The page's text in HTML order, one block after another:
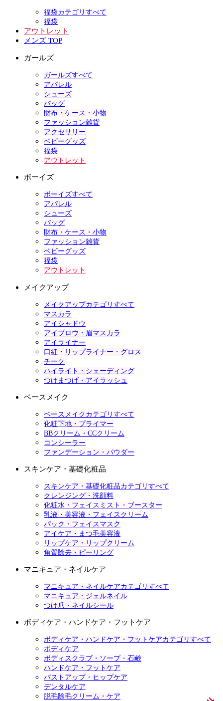
福袋カテゴリすべて
福袋
アウトレット
メンズ TOP
ガールズ
ガールズすべて
アパレル
シューズ
バッグ
財布・ケース・小物
ファッション雑貨
アクセサリー
ベビーグッズ
福袋
アウトレット
ボーイズ
ボーイズすべて
アパレル
シューズ
バッグ
財布・ケース・小物
ファッション雑貨
ベビーグッズ
福袋
アウトレット
メイクアップ
メイクアップカテゴリすべて
マスカラ
アイシャドウ
アイブロウ・眉マスカラ
アイライナー
口紅・リップライナー・グロス
チーク
ハイライト・シェーディング
つけまつげ・アイラッシュ
ベースメイク
ベースメイクカテゴリすべて
化粧下地・プライマー
BBクリーム・CCクリーム
コンシーラー
ファンデーション・パウダー
スキンケア・基礎化粧品
スキンケア・基礎化粧品カテゴリすべて
クレンジング・洗顔料
化粧水・フェイスミスト・ブースター
乳液・美容液・フェイスクリーム
パック・フェイスマスク
アイケア・まつ毛美容液
リップケア・リップクリーム
角質除去・ピーリング
マニキュア・ネイルケア
マニキュア・ネイルケアカテゴリすべて
マニキュア・ジェルネイル
つけ爪・ネイルシール
ボディケア・ハンドケア・フットケア
ボディケア・ハンドケア・フットケアカテゴリすべて
ボディケア
ボディスクラブ・ソープ・石鹸
ハンドケア・フットケア
バストアップ・ヒップケア
デンタルケア
脱毛除毛クリーム・ケア